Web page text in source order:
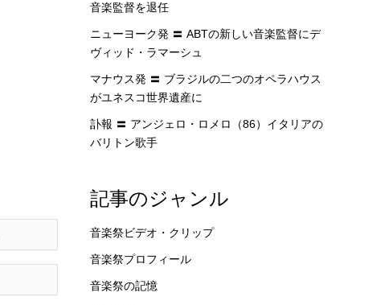
音楽監督を退任
ニューヨーク発 〓 ABTの新しい音楽監督にデ
ヴィッド・ラマーシュ
マナウス発 〓 ブラジルの二つのオペラハウス
がユネスコ世界遺産に
訃報 〓 アンジェロ・ロメロ（86）イタリアの
バリトン歌手
記事のジャンル
音楽祭ビデオ・クリップ
音楽祭プロフィール
音楽祭の記憶